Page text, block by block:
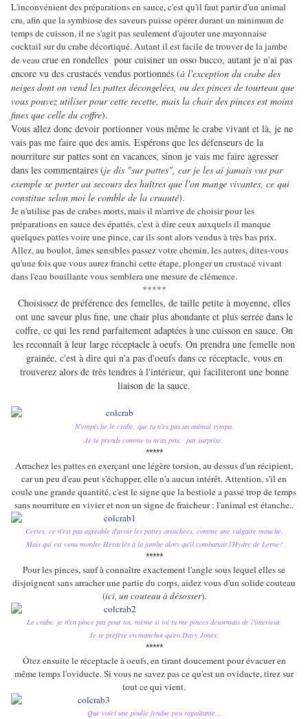
L'inconvénient des préparations en sauce, c'est qu'il faut partir d'un animal
cru, afin que la symbiose des saveurs puisse opérer durant un minimum de
temps de cuisson, il ne s'agit pas seulement d'ajouter une mayonnaise
cocktail sur du crabe décortiqué. Autant il est facile de trouver de la jambe
de veau crue en rondelles pour cuisiner un osso bucco, autant je n'ai pas
encore vu des crustacés vendus portionnés (à l'exception du crabe des
neiges dont on vend les pattes décongelées, ou des pinces de tourteau que
vous pouvez utiliser pour cette recette, mais la chair des pinces est moins
fines que celle du coffre).
Vous allez donc devoir portionner vous même le crabe vivant et là, je ne
vais pas me faire que des amis. Espérons que les défenseurs de la
nourriture sur pattes sont en vacances, sinon je vais me faire agresser
dans les commentaires (je dis "sur pattes", car je les ai jamais vus par
exemple se porter au secours des huîtres que l'on mange vivantes, ce qui
constitue selon moi le comble de la cruauté).
Je n'utilise pas de crabes morts, mais il m'arrive de choisir pour les
préparations en sauce des épattés, c'est à dire ceux auxquels il manque
quelques pattes voire une pince, car ils sont alors vendus à très bas prix.
Allez, au boulot, âmes sensibles passez votre chemin, les autres, dites-vous
qu'une fois que vous aurez franchi cette étape, plonger un crustacé vivant
dans l'eau bouillante vous semblera une mesure de clémence.
*****
Choisissez de préférence des femelles, de taille petite à moyenne, elles
ont une saveur plus fine, une chair plus abondante et plus serrée dans le
coffre, ce qui les rend parfaitement adaptées à une cuisson en sauce. On
les reconnaît à leur large réceptacle à oeufs. On prendra une femelle non
grainée, c'est à dire qui n'a pas d'oeufs dans ce réceptacle, vous en
trouverez alors de très tendres à l'intérieur, qui faciliteront une bonne
liaison de la sauce.
N'empêche le crabe, que tu n'es pas un animal sympa.
Je te prends comme tu m'as pris, par surprise.
*****
Arrachez les pattes en exerçant une légère torsion, au dessus d'un récipient,
car un peu d'eau peut s'échapper, elle n'a aucun intérêt. Attention, s'il en
coule une grande quantité, c'est le signe que la bestiole a passé trop de temps
sans nourriture en vivier et non un signe de fraicheur : l'animal est étanche..
Certes, ce n'est pas agréable d'avoir les pattes arrachées, comme une vulgaire mouche.
Mais qui est venu mordre Héraclès à la jambe alors qu'il combattait l'Hydre de Lerne?
*****
Pour les pinces, sauf à connaître exactement l'angle sous lequel elles se
disjoignent sans arracher une partie du corps, aidez vous d'un solide couteau
(ici, un couteau à désosser).
Le crabe, je n'en pince pas pour toi, même si toi tu me pinces désormais de l'intérieur.
Je te préfère en manchot qu'en Davy Jones.
*****
Ôtez ensuite le réceptacle à oeufs, en tirant doucement pour évacuer en
même temps l'oviducte. Si vous ne savez pas ce qu'est un oviducte, tirez sur
tout ce qui vient.
Que voici une poulie fendue peu ragoûtante...